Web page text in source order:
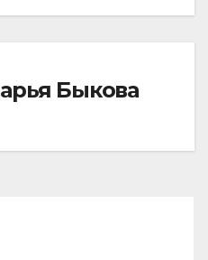
Быкова